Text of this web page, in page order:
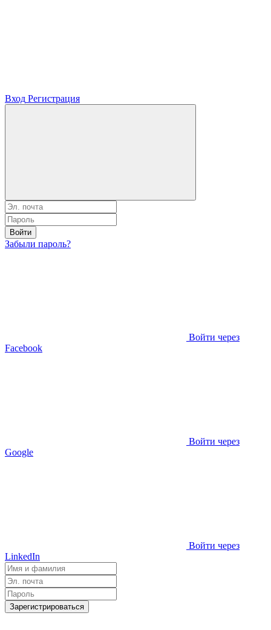
Вход Регистрация
Войти
Забыли пароль?
Войти через
Facebook
Войти через
Google
Войти через
LinkedIn
Зарегистрироваться